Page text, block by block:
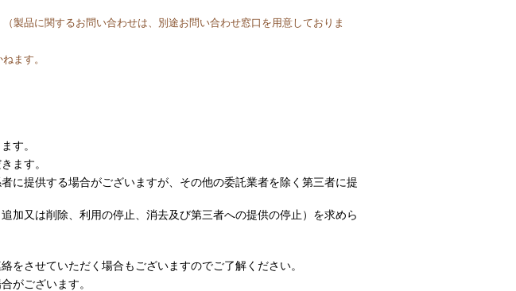
製品に関するお問い合わせは、別途お問い合わせ窓口を用意しておりま
ます。
す。
ます。
に提供する場合がございますが、その他の委託業者を除く第三者に提
加又は削除、利用の停止、消去及び第三者への提供の停止）を求めら
をさせていただく場合もございますのでご了解ください。
がございます。